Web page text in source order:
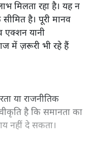
मिलता रहा है। यह न
है। पूरी मानव
एक्शन यानी
में ज़रूरी भी रहे हैं
या राजनीतिक
है कि समानता का
नहीं दे सकता।